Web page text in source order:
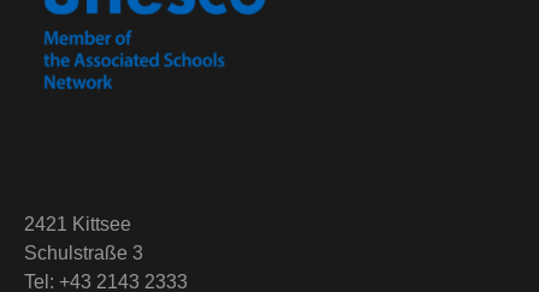
2421 Kittsee
Schulstraße 3
Tel: +43 2143 2333